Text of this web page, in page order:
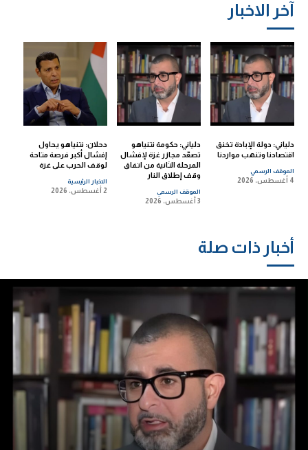
آخر الاخبار
دلياني: دولة الإبادة تخنق
اقتصادنا وتنهب مواردنا
الموقف الرسمي
4 أغسطس، 2026
دلياني: حكومة نتنياهو
تصعّد مجازر غزة لإفشال
المرحلة الثانية من اتفاق
وقف إطلاق النار
الموقف الرسمي
3 أغسطس، 2026
دحلان: نتنياهو يحاول
إفشال أكبر فرصة متاحة
لوقف الحرب على غزة
الاخبار الرئيسية
2 أغسطس، 2026
أخبار ذات صلة